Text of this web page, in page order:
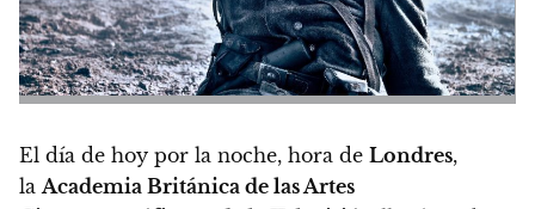
El día de hoy por la noche, hora de Londres,
laAcademia Británica de las Artes